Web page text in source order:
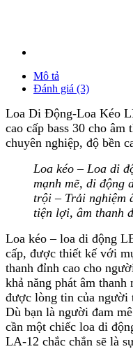
Mô tả
Đánh giá (3)
Loa Di Động-Loa Kéo
cao cấp bass 30 cho âm
chuyên nghiệp, độ bền
Loa kéo – Loa di
mạnh mẽ, di động
trội – Trải nghiệm
tiện lợi, âm thanh
Loa kéo – loa di động
cấp, được thiết kế với
thanh đỉnh cao cho
khả năng phát âm
được lòng tin của người
Dù bạn là người đam
cần một chiếc loa di
LA-12 chắc chắn sẽ là